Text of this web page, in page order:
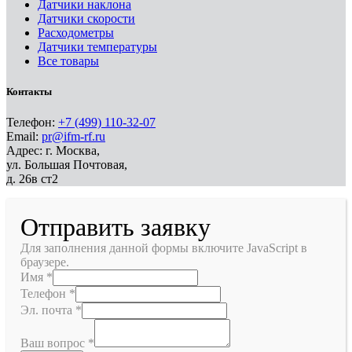
Датчики наклона
Датчики скорости
Расходометры
Датчики температуры
Все товары
Контакты
Телефон: +7 (499) 110-32-07
Email: pr@ifm-rf.ru
Адрес: г. Москва,
ул. Большая Почтовая,
д. 26в ст2
Отправить заявку
Для заполнения данной формы включите JavaScript в
браузере.
Имя *
Телефон *
Эл. почта *
Ваш вопрос *